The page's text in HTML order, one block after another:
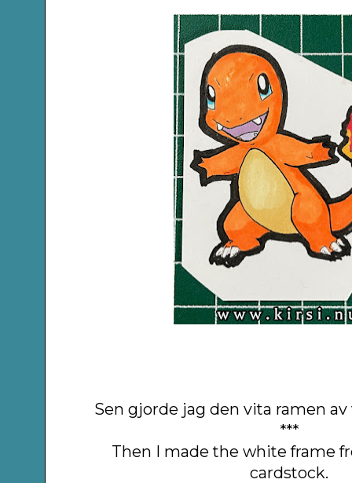
Sen gjorde jag den vita ramen
***
Then I made the white frame
cardstock.